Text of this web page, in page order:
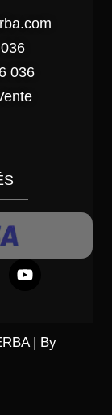
036
| By